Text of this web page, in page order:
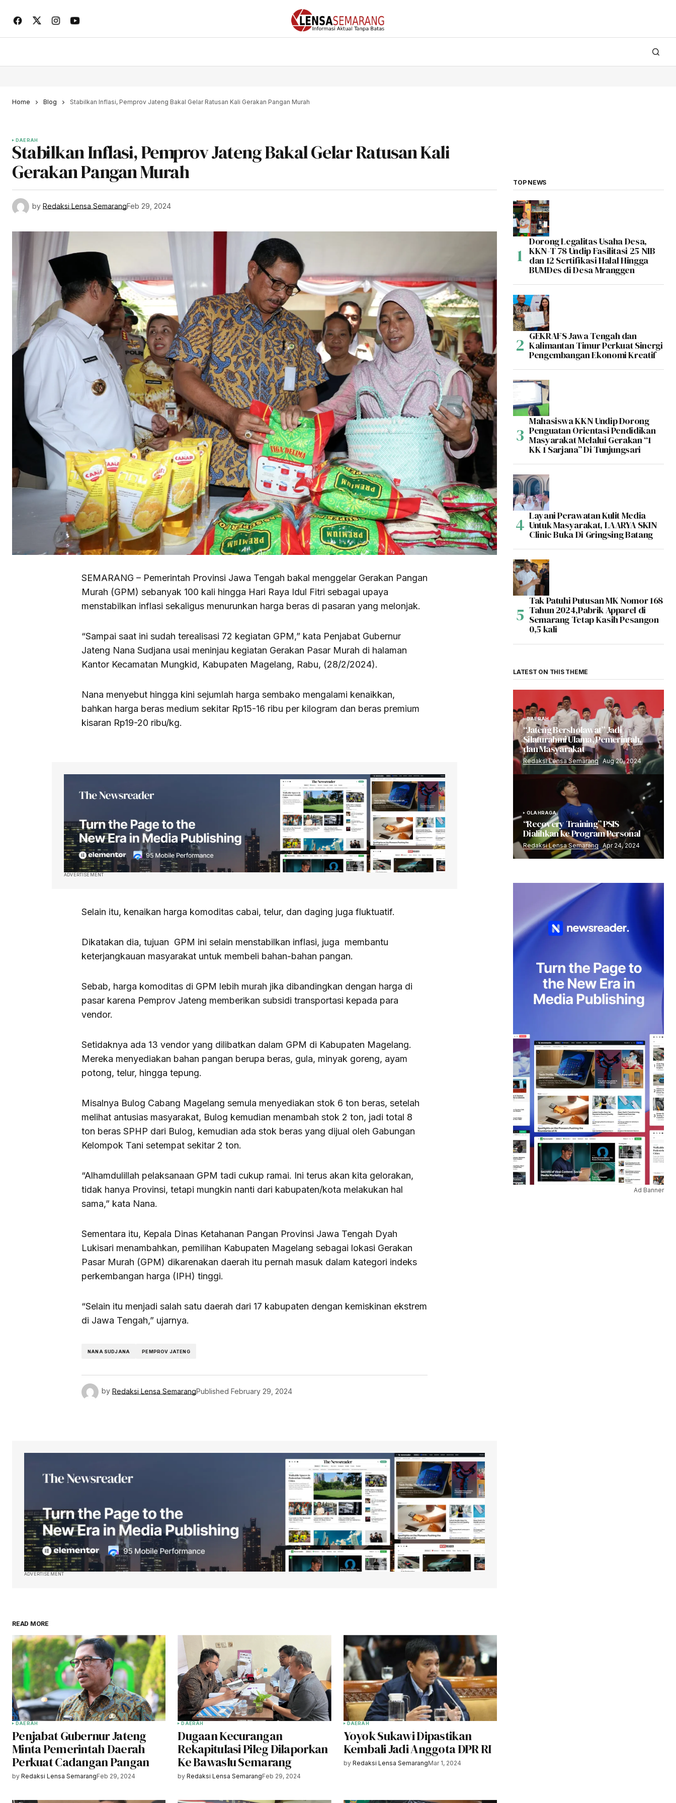
Home Blog Stabilkan Inflasi, Pemprov Jateng Bakal Gelar Ratusan Kali Gerakan Pangan Murah
DAERAH
Stabilkan Inflasi, Pemprov Jateng Bakal Gelar Ratusan Kali
Gerakan Pangan Murah
by Redaksi Lensa SemarangFeb 29, 2024
SEMARANG – Pemerintah Provinsi Jawa Tengah bakal menggelar Gerakan Pangan
Murah (GPM) sebanyak 100 kali hingga Hari Raya Idul Fitri sebagai upaya
menstabilkan inflasi sekaligus menurunkan harga beras di pasaran yang melonjak.
“Sampai saat ini sudah terealisasi 72 kegiatan GPM,” kata Penjabat Gubernur
Jateng Nana Sudjana usai meninjau kegiatan Gerakan Pasar Murah di halaman
Kantor Kecamatan Mungkid, Kabupaten Magelang, Rabu, (28/2/2024).
Nana menyebut hingga kini sejumlah harga sembako mengalami kenaikkan,
bahkan harga beras medium sekitar Rp15-16 ribu per kilogram dan beras premium
kisaran Rp19-20 ribu/kg.
ADVERTISEMENT
Selain itu, kenaikan harga komoditas cabai, telur, dan daging juga fluktuatif.
Dikatakan dia, tujuan GPM ini selain menstabilkan inflasi, juga membantu
keterjangkauan masyarakat untuk membeli bahan-bahan pangan.
Sebab, harga komoditas di GPM lebih murah jika dibandingkan dengan harga di
pasar karena Pemprov Jateng memberikan subsidi transportasi kepada para
vendor.
Setidaknya ada 13 vendor yang dilibatkan dalam GPM di Kabupaten Magelang.
Mereka menyediakan bahan pangan berupa beras, gula, minyak goreng, ayam
potong, telur, hingga tepung.
Misalnya Bulog Cabang Magelang semula menyediakan stok 6 ton beras, setelah
melihat antusias masyarakat, Bulog kemudian menambah stok 2 ton, jadi total 8
ton beras SPHP dari Bulog, kemudian ada stok beras yang dijual oleh Gabungan
Kelompok Tani setempat sekitar 2 ton.
“Alhamdulillah pelaksanaan GPM tadi cukup ramai. Ini terus akan kita gelorakan,
tidak hanya Provinsi, tetapi mungkin nanti dari kabupaten/kota melakukan hal
sama,” kata Nana.
Sementara itu, Kepala Dinas Ketahanan Pangan Provinsi Jawa Tengah Dyah
Lukisari menambahkan, pemilihan Kabupaten Magelang sebagai lokasi Gerakan
Pasar Murah (GPM) dikarenakan daerah itu pernah masuk dalam kategori indeks
perkembangan harga (IPH) tinggi.
“Selain itu menjadi salah satu daerah dari 17 kabupaten dengan kemiskinan ekstrem
di Jawa Tengah,” ujarnya.
NANA SUDJANA PEMPROV JATENG
by Redaksi Lensa SemarangPublished February 29, 2024
ADVERTISEMENT
READ MORE
DAERAH
Penjabat Gubernur Jateng
Minta Pemerintah Daerah
Perkuat Cadangan Pangan
by Redaksi Lensa SemarangFeb 29, 2024
DAERAH
Dugaan Kecurangan
Rekapitulasi Pileg Dilaporkan
Ke Bawaslu Semarang
by Redaksi Lensa SemarangFeb 29, 2024
DAERAH
Yoyok Sukawi Dipastikan
Kembali Jadi Anggota DPR RI
by Redaksi Lensa SemarangMar 1, 2024
TOP NEWS
Dorong Legalitas Usaha Desa,
KKN-T 78 Undip Fasilitasi 25 NIB
dan 12 Sertifikasi Halal Hingga
BUMDes di Desa Mranggen
GEKRAFS Jawa Tengah dan
Kalimantan Timur Perkuat Sinergi
Pengembangan Ekonomi Kreatif
Mahasiswa KKN Undip Dorong
Penguatan Orientasi Pendidikan
Masyarakat Melalui Gerakan “1
KK 1 Sarjana” Di Tunjungsari
Layani Perawatan Kulit Media
Untuk Masyarakat, LAARYA SKIN
Clinic Buka Di Gringsing Batang
Tak Patuhi Putusan MK Nomor 168
Tahun 2024,Pabrik Apparel di
Semarang Tetap Kasih Pesangon
0,5 kali
LATEST ON THIS THEME
DAERAH
“Jateng Bersholawat” Jadi
Silaturahmi Ulama, Pemerintah,
dan Masyarakat
Redaksi Lensa Semarang Aug 20, 2024
OLAHRAGA
“Recovery Training” PSIS
Dialihkan ke Program Personal
Redaksi Lensa Semarang Apr 24, 2024
Ad Banner